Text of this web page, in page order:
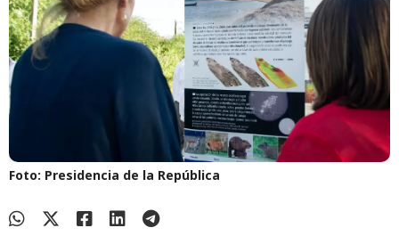
Foto: Presidencia de la República